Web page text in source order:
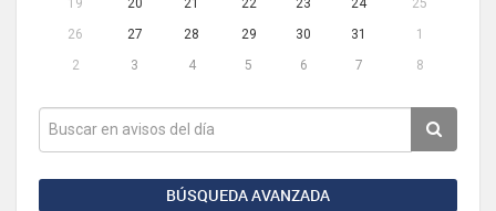
19
20 21 22 23 24
25
26
27 28 29 30 31
1
2
3 4 5 6 7 8
BÚSQUEDA AVANZADA